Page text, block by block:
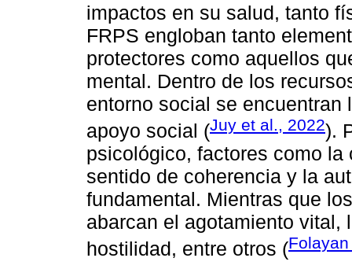
impactos en su salud, tanto
FRPS engloban tanto
protectores como aquellos
mental. Dentro de los
entorno social se
apoyo social (Juy et al., 2022).
psicológico, factores como
sentido de coherencia y la
fundamental. Mientras que
abarcan el agotamiento vital,
hostilidad, entre otros (